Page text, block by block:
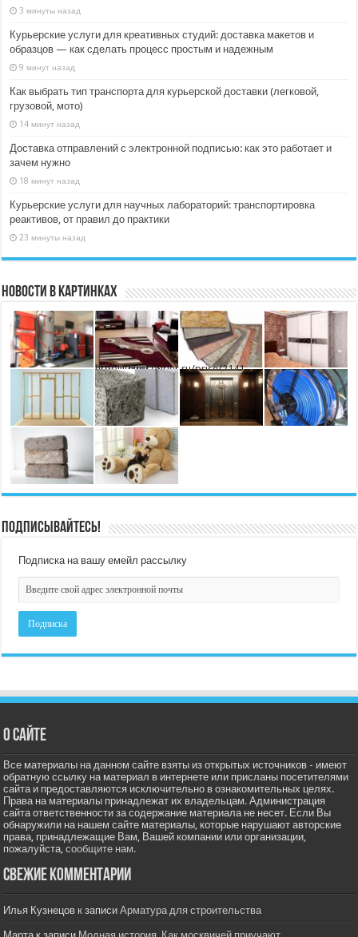
3 минуты назад
Курьерские услуги для креативных студий: доставка макетов и
образцов — как сделать процесс простым и надежным
9 минут назад
Как выбрать тип транспорта для курьерской доставки (легковой,
грузовой, мото)
14 минут назад
Доставка отправлений с электронной подписью: как это работает и
зачем нужно
18 минут назад
Курьерские услуги для научных лабораторий: транспортировка
реактивов, от правил до практики
23 минуты назад
Новости в картинках
" href="//ruscourier.ru/price/2141-arbolit.html" >
Подписывайтесь!
Подписка на вашу емейл рассылку
О сайте
Все материалы на данном сайте взяты из открытых источников - имеют
обратную ссылку на материал в интернете или присланы посетителями
сайта и предоставляются исключительно в ознакомительных целях.
Права на материалы принадлежат их владельцам. Администрация
сайта ответственности за содержание материала не несет. Если Вы
обнаружили на нашем сайте материалы, которые нарушают авторские
права, принадлежащие Вам, Вашей компании или организации,
пожалуйста,сообщите нам.
Свежие комментарии
Илья Кузнецов к записиАрматура для строительства